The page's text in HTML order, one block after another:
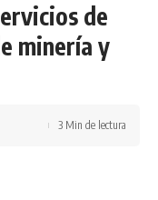
de
minería y
3 Min de lectura